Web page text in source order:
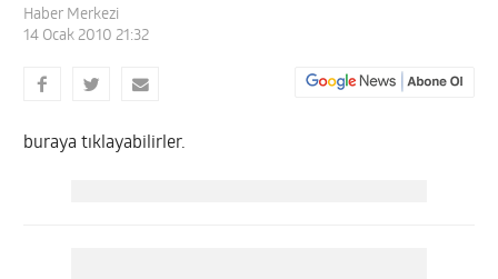
Haber Merkezi
14 Ocak 2010 21:32
buraya tıklayabilirler.